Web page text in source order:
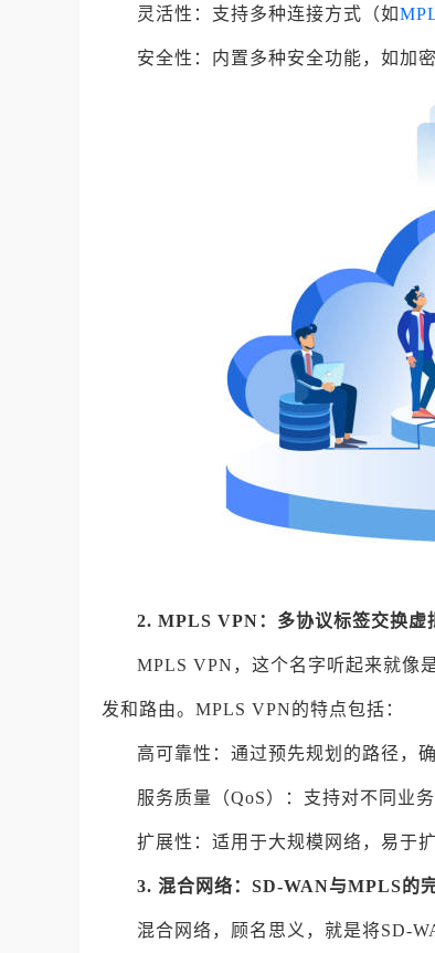
灵活性：支持多种连接方式（如
安全性：内置多种安全功能，如加
2. MPLS VPN：多协议标签交换虚
MPLS VPN，这个名字听起来就像
发和路由。MPLS VPN的特点包括：
高可靠性：通过预先规划的路径，
服务质量（QoS）：支持对不同业
扩展性：适用于大规模网络，易于扩
3. 混合网络：SD-WAN与MPLS的
混合网络，顾名思义，就是将SD-